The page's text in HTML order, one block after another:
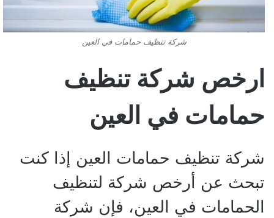
شركة تنظيف حمامات في العين
ارخص شركة تنظيف
حمامات في العين
شركة تنظيف حمامات العين إذا كنت
تبحث عن أرخص شركة لتنظيف
الحمامات في العين، فإن شركة